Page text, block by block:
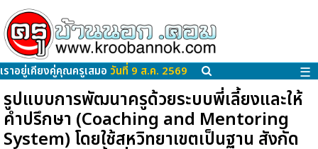
เราอยู่เคียงคู่คุณครูเสมอ วันที่ 9 ส.ค. 2569 ☰
รูปแบบการพัฒนาครูด้วยระบบพี่เลี้ยงและให้
คำปรึกษา (Coaching and Mentoring
System) โดยใช้สหวิทยาเขตเป็นฐาน สังกัด